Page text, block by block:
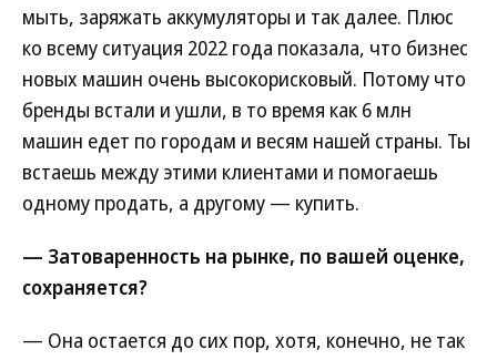
мыть, заряжать аккумуляторы и так далее. Плюс
ко всему ситуация 2022 года показала, что бизнес
новых машин очень высокорисковый. Потому что
бренды встали и ушли, в то время как 6 млн
машин едет по городам и весям нашей страны. Ты
встаешь между этими клиентами и помогаешь
одному продать, а другому — купить.
— Затоваренность на рынке, по вашей оценке,
сохраняется?
— Она остается до сих пор, хотя, конечно, не так